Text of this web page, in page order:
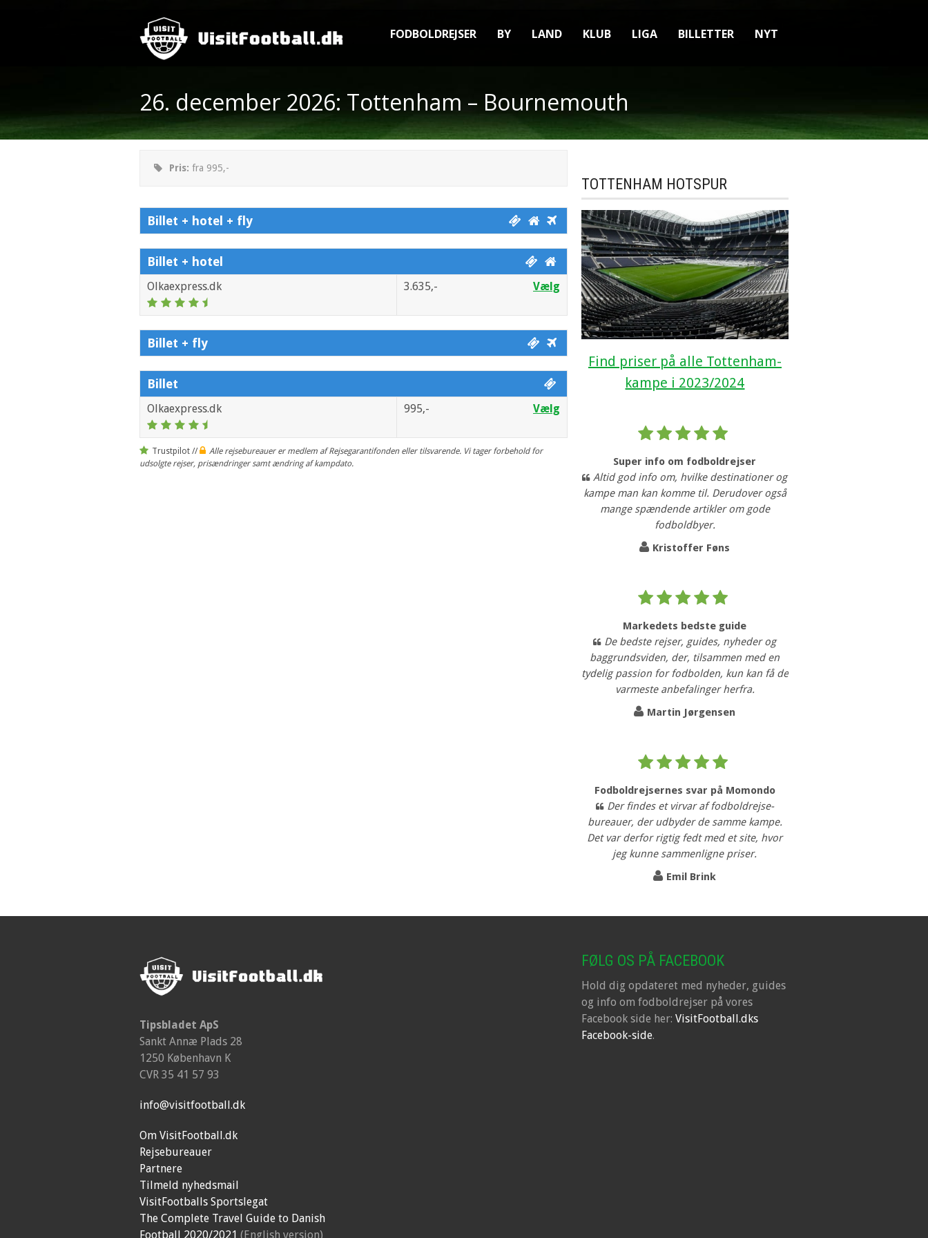
FODBOLDREJSER BY LAND KLUB LIGA BILLETTER NYT
26. december 2026: Tottenham – Bournemouth
Pris: fra 995,-
Billet + hotel + fly
Billet + hotel
Olkaexpress.dk 3.635,- Vælg
Billet + fly
Billet
Olkaexpress.dk 995,- Vælg
Trustpilot //
Alle rejsebureauer er medlem af Rejsegarantifonden eller tilsvarende. Vi tager forbehold for
udsolgte rejser, prisændringer samt ændring af kampdato.
TOTTENHAM HOTSPUR
Find priser på alle Tottenham-
kampe i 2023/2024
Super info om fodboldrejser
Altid god info om, hvilke destinationer og
kampe man kan komme til. Derudover også
mange spændende artikler om gode
fodboldbyer.
Kristoffer Føns
Markedets bedste guide
De bedste rejser, guides, nyheder og
baggrundsviden, der, tilsammen med en
tydelig passion for fodbolden, kun kan få de
varmeste anbefalinger herfra.
Martin Jørgensen
Fodboldrejsernes svar på Momondo
Der findes et virvar af fodboldrejse-
bureauer, der udbyder de samme kampe.
Det var derfor rigtig fedt med et site, hvor
jeg kunne sammenligne priser.
Emil Brink
Tipsbladet ApS
Sankt Annæ Plads 28
1250 København K
CVR 35 41 57 93
info@visitfootball.dk
Om VisitFootball.dk
Rejsebureauer
Partnere
Tilmeld nyhedsmail
VisitFootballs Sportslegat
The Complete Travel Guide to Danish
Football 2020/2021 (English version)
FØLG OS PÅ FACEBOOK
Hold dig opdateret med nyheder, guides
og info om fodboldrejser på vores
Facebook side her: VisitFootball.dks
Facebook-side.